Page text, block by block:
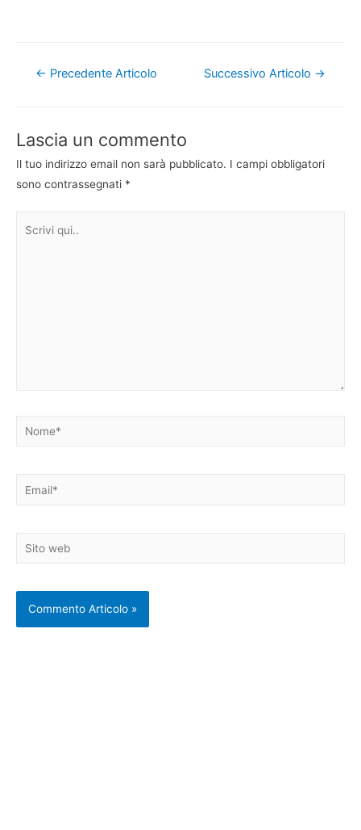
Navigazione
← Precedente Articolo Successivo Articolo →
Lascia un commento
Il tuo indirizzo email non sarà pubblicato. I campi obbligatori
sono contrassegnati *
Nome*
Email*
Sito